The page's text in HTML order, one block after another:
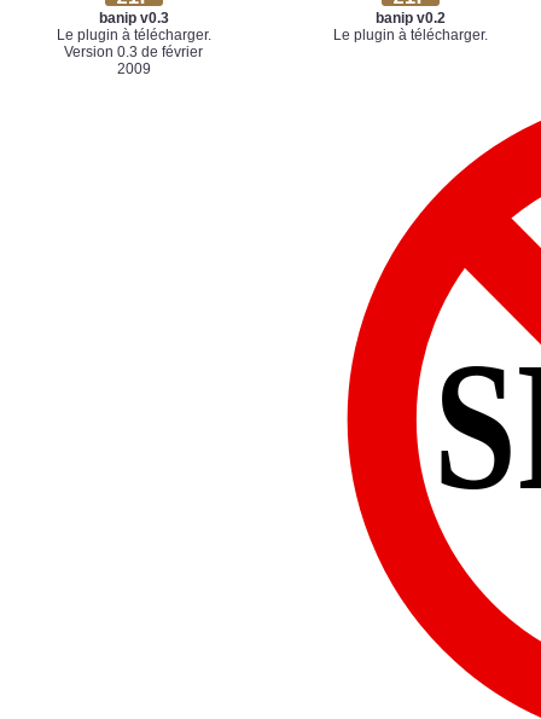
banip v0.3
Le plugin à télécharger.
Version 0.3 de février
2009
banip v0.2
Le plugin à télécharger.